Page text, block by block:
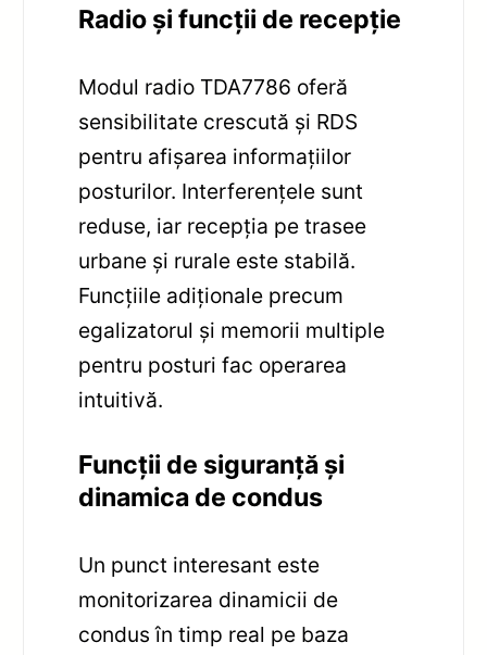
Radio și funcții de recepție
Modul radio TDA7786 oferă
sensibilitate crescută și RDS
pentru afișarea informațiilor
posturilor. Interferențele sunt
reduse, iar recepția pe trasee
urbane și rurale este stabilă.
Funcțiile adiționale precum
egalizatorul și memorii multiple
pentru posturi fac operarea
intuitivă.
Funcții de siguranță și
dinamica de condus
Un punct interesant este
monitorizarea dinamicii de
condus în timp real pe baza